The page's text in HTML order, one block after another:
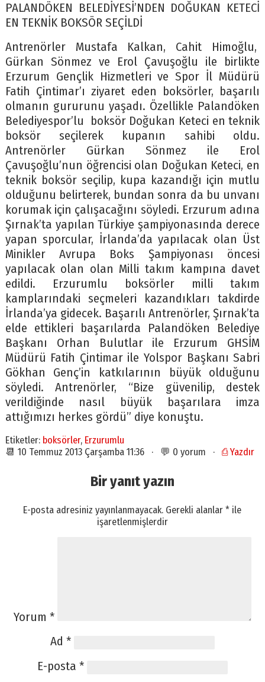
PALANDÖKEN BELEDİYESİ’NDEN DOĞUKAN KETECİ
EN TEKNİK BOKSÖR SEÇİLDİ
Antrenörler Mustafa Kalkan, Cahit Himoğlu,
Gürkan Sönmez ve Erol Çavuşoğlu ile birlikte
Erzurum Gençlik Hizmetleri ve Spor İl Müdürü
Fatih Çintimar’ı ziyaret eden boksörler, başarılı
olmanın gururunu yaşadı. Özellikle Palandöken
Belediyespor’lu boksör Doğukan Keteci en teknik
boksör seçilerek kupanın sahibi oldu.
Antrenörler Gürkan Sönmez ile Erol
Çavuşoğlu’nun öğrencisi olan Doğukan Keteci, en
teknik boksör seçilip, kupa kazandığı için mutlu
olduğunu belirterek, bundan sonra da bu unvanı
korumak için çalışacağını söyledi. Erzurum adına
Şırnak’ta yapılan Türkiye şampiyonasında derece
yapan sporcular, İrlanda’da yapılacak olan Üst
Minikler Avrupa Boks Şampiyonası öncesi
yapılacak olan olan Milli takım kampına davet
edildi. Erzurumlu boksörler milli takım
kamplarındaki seçmeleri kazandıkları takdirde
İrlanda’ya gidecek. Başarılı Antrenörler, Şırnak’ta
elde ettikleri başarılarda Palandöken Belediye
Başkanı Orhan Bulutlar ile Erzurum GHSİM
Müdürü Fatih Çintimar ile Yolspor Başkanı Sabri
Gökhan Genç’in katkılarının büyük olduğunu
söyledi. Antrenörler, “Bize güvenilip, destek
verildiğinde nasıl büyük başarılara imza
attığımızı herkes gördü” diye konuştu.
Etiketler: boksörler, Erzurumlu
📆 10 Temmuz 2013 Çarşamba 11:36 · 💬 0 yorum · ⎙ Yazdır
Bir yanıt yazın
E-posta adresiniz yayınlanmayacak. Gerekli alanlar* ile
işaretlenmişlerdir
Yorum *
Ad *
E-posta *